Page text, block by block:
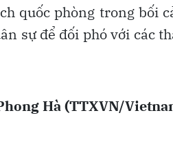
quốc phòng trong bối
sự để đối phó với các
Hà (TTXVN/